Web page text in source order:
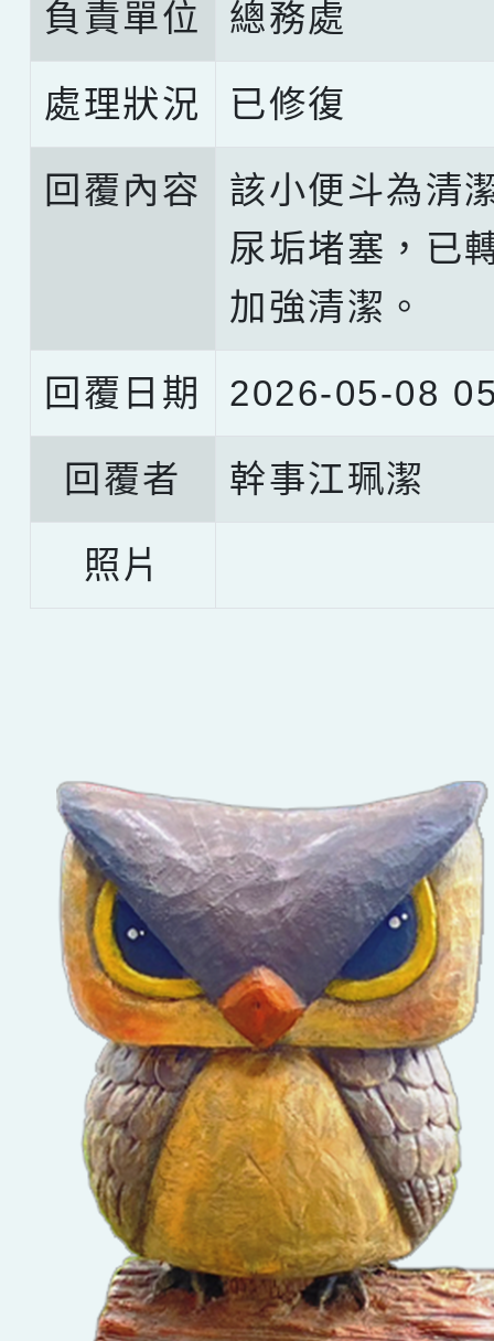
負責單位
總務處
處理狀況 已修復
回覆內容
該小便斗為清
尿垢堵塞，已
加強清潔。
回覆日期 2026-05-08
回覆者 幹事江珮潔
照片